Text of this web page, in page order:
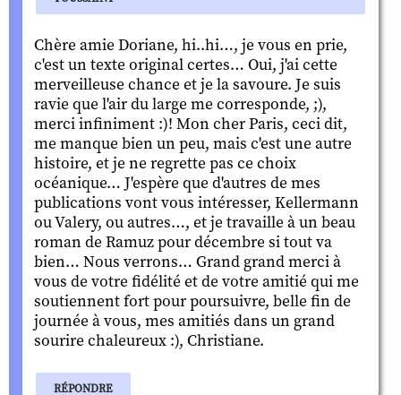
Chère amie Doriane, hi..hi…, je vous en prie,
c'est un texte original certes… Oui, j'ai cette
merveilleuse chance et je la savoure. Je suis
ravie que l'air du large me corresponde, ;),
merci infiniment :)! Mon cher Paris, ceci dit,
me manque bien un peu, mais c'est une autre
histoire, et je ne regrette pas ce choix
océanique… J'espère que d'autres de mes
publications vont vous intéresser, Kellermann
ou Valery, ou autres…, et je travaille à un beau
roman de Ramuz pour décembre si tout va
bien… Nous verrons… Grand grand merci à
vous de votre fidélité et de votre amitié qui me
soutiennent fort pour poursuivre, belle fin de
journée à vous, mes amitiés dans un grand
sourire chaleureux :), Christiane.
RÉPONDRE